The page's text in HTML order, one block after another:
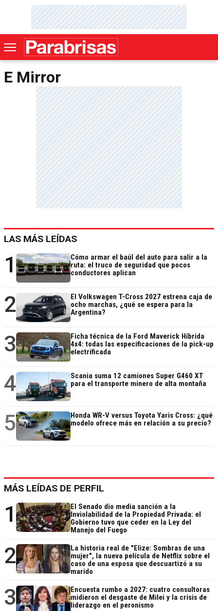
E Mirror
LAS MÁS LEÍDAS
1
Cómo armar el baúl del auto para salir a la
ruta: el truco de seguridad que pocos
conductores aplican
2
El Volkswagen T-Cross 2027 estrena caja de
ocho marchas, ¿qué se espera para la
Argentina?
3
Ficha técnica de la Ford Maverick Híbrida
4x4: todas las especificaciones de la pick-up
electrificada
4
Scania suma 12 camiones Super G460 XT
para el transporte minero de alta montaña
5
Honda WR-V versus Toyota Yaris Cross: ¿qué
modelo ofrece más en relación a su precio?
MÁS LEÍDAS DE PERFIL
1
El Senado dio media sanción a la
Inviolabilidad de la Propiedad Privada: el
Gobierno tuvo que ceder en la Ley del
Manejo del Fuego
2
La historia real de "Elize: Sombras de una
mujer", la nueva película de Netflix sobre el
caso de una esposa que descuartizó a su
marido
3
Encuesta rumbo a 2027: cuatro consultoras
midieron el desgaste de Milei y la crisis de
liderazgo en el peronismo